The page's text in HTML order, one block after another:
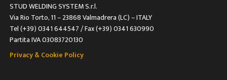
STUD WELDING SYSTEM S.r.l.
Via Rio Torto, 11 – 23868 Valmadrera (LC) – ITALY
Tel (+39) 0341 644547 / Fax (+39) 0341 630990
Partita IVA 03083720130
Privacy & Cookie Policy